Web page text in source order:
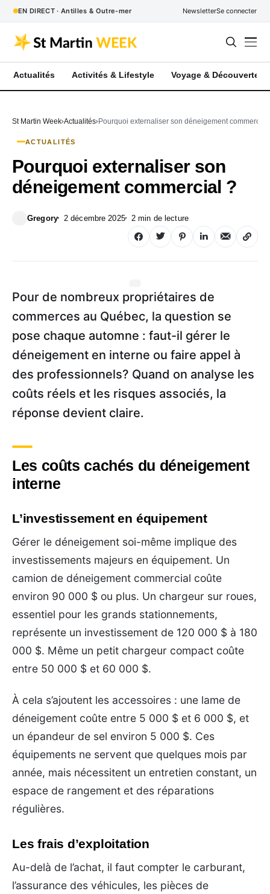
EN DIRECT · Antilles & Outre-mer NewsletterSe connecter
Actualités Activités & Lifestyle Voyage & Découverte
St Martin Week Actualités Pourquoi externaliser son déneigement commercial
ACTUALITÉS
Pourquoi externaliser son
déneigement commercial ?
Gregory 2 décembre 2025 2 min de lecture
Pour de nombreux propriétaires de
commerces au Québec, la question se
pose chaque automne : faut-il gérer le
déneigement en interne ou faire appel à
des professionnels? Quand on analyse les
coûts réels et les risques associés, la
réponse devient claire.
Les coûts cachés du déneigement
interne
L’investissement en équipement
Gérer le déneigement soi-même implique des
investissements majeurs en équipement. Un
camion de déneigement commercial coûte
environ 90 000 $ ou plus. Un chargeur sur roues,
essentiel pour les grands stationnements,
représente un investissement de 120 000 $ à 180
000 $. Même un petit chargeur compact coûte
entre 50 000 $ et 60 000 $.
À cela s’ajoutent les accessoires : une lame de
déneigement coûte entre 5 000 $ et 6 000 $, et
un épandeur de sel environ 5 000 $. Ces
équipements ne servent que quelques mois par
année, mais nécessitent un entretien constant, un
espace de rangement et des réparations
régulières.
Les frais d’exploitation
Au-delà de l’achat, il faut compter le carburant,
l’assurance des véhicules, les pièces de